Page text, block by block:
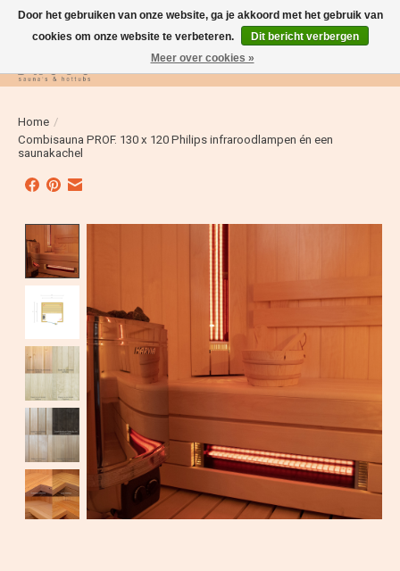
Verlanglijst
Home /
Combisauna PROF. 130 x 120 Philips infraroodlampen én een
saunakachel
Product image slideshow Items
Door het gebruiken van onze website, ga je akkoord met het gebruik van
cookies om onze website te verbeteren.
Dit bericht verbergen
Meer over cookies »